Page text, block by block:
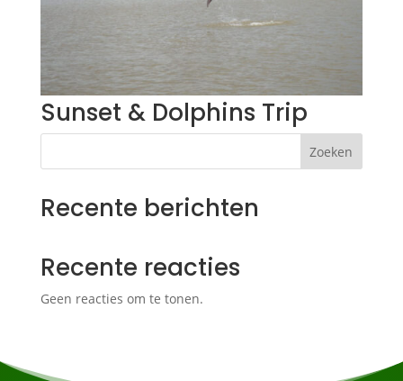
Sunset & Dolphins Trip
Zoeken
Recente berichten
Recente reacties
Geen reacties om te tonen.